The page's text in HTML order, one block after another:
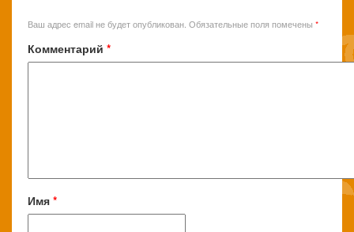
Ваш адрес email не будет опубликован. Обязательные поля помечены *
Комментарий *
Имя *